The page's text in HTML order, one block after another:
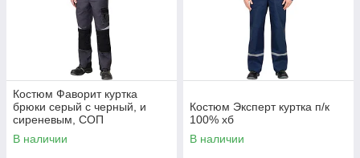
Костюм Фаворит куртка
брюки серый с черный, и
сиреневым, СОП
В наличии
Костюм Эксперт куртка п/к
100% хб
В наличии